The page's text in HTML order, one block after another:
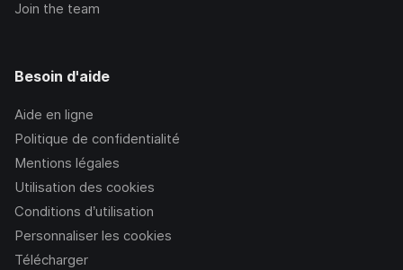
Join the team
Besoin d'aide
Aide en ligne
Politique de confidentialité
Mentions légales
Utilisation des cookies
Conditions d’utilisation
Personnaliser les cookies
Télécharger